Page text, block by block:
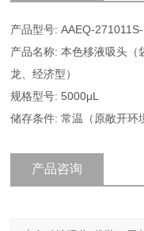
产品型号: AAEQ-
产品名称: 本色移液吸头（
龙、经济型）
规格型号: 5000μL
储存条件: 常温（原敞开环
产品咨询